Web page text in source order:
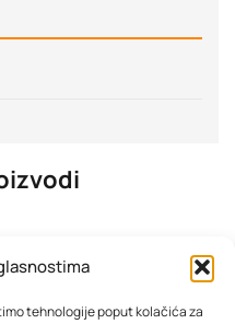
tehnologije poput kolačića za